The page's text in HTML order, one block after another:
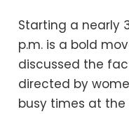
Starting a nearly
p.m. is a bold
discussed the
directed by
busy times at